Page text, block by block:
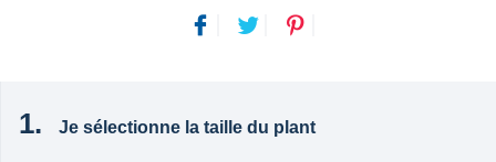
Je sélectionne la taille du plant